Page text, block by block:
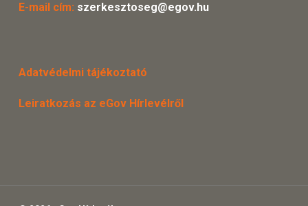
E-mail cím: szerkesztoseg@egov.hu
Adatvédelmi tájékoztató
Leiratkozás az eGov Hírlevélről